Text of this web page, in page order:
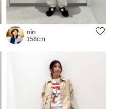
nin
158cm